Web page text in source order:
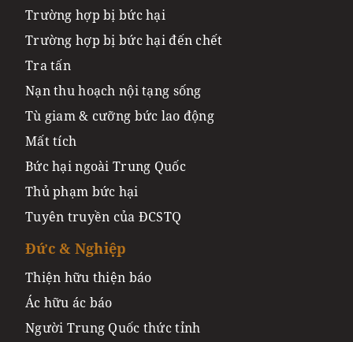
Trường hợp bị bức hại
Trường hợp bị bức hại đến chết
Tra tấn
Nạn thu hoạch nội tạng sống
Tù giam & cưỡng bức lao động
Mất tích
Bức hại ngoài Trung Quốc
Thủ phạm bức hại
Tuyên truyền của ĐCSTQ
Đức & Nghiệp
Thiện hữu thiện báo
Ác hữu ác báo
Người Trung Quốc thức tỉnh